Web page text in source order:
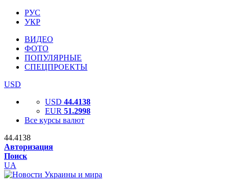
РУС
УКР
ВИДЕО
ФОТО
ПОПУЛЯРНЫЕ
СПЕЦПРОЕКТЫ
USD
USD 44.4138
EUR 51.2998
Все курсы валют
44.4138
Авторизация
Поиск
UA